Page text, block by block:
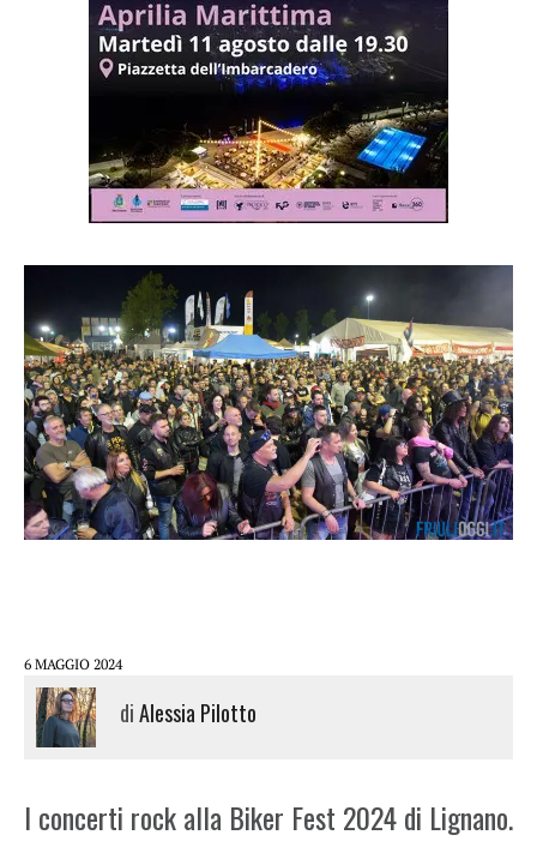
6 MAGGIO 2024
diAlessia Pilotto
I concerti rock alla Biker Fest 2024 di Lignano.